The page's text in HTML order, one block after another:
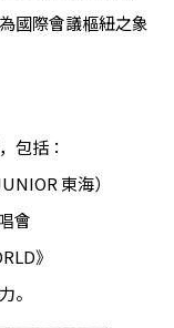
國際會議樞紐之象
包括：
東海）
會
》
。